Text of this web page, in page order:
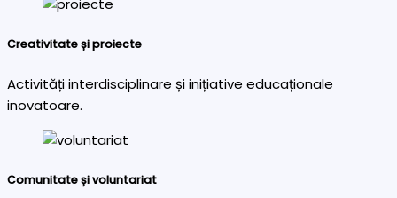
Creativitate și proiecte
Activități interdisciplinare și inițiative educaționale
inovatoare.
Comunitate și voluntariat